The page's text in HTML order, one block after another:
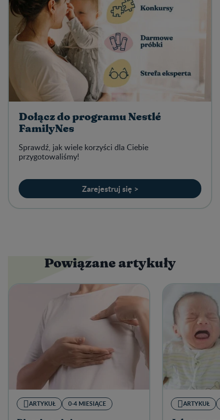
Dołącz do programu Nestlé
FamilyNes
Sprawdź, jak wiele korzyści dla Ciebie
przygotowaliśmy!
Zarejestruj się >
Powiązane artykuły
ARTYKUŁ 0-4 MIESIĄCE ARTYKUŁ